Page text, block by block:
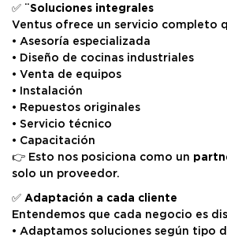
✅ ¨Soluciones integrales
Ventus ofrece un servicio completo
• Asesoría especializada
• Diseño de cocinas industriales
• Venta de equipos
• Instalación
• Repuestos originales
• Servicio técnico
• Capacitación
👉 Esto nos posiciona como un
solo un proveedor.
✅ Adaptación a cada cliente
Entendemos que cada negocio es
• Adaptamos soluciones según tipo